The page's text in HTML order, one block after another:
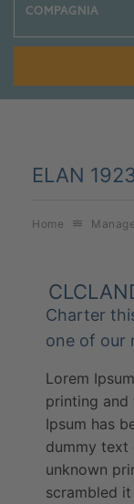
ELAN
Home
Charter
one of our
Lorem
printing and
Ipsum has
dummy text
unknown
scrambled